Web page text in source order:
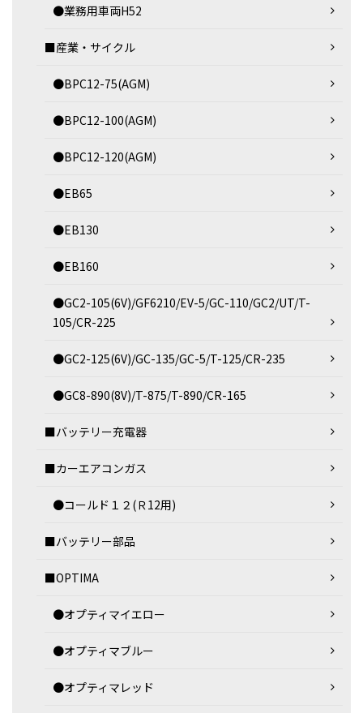
●業務用車両H52
■産業・サイクル
●BPC12-75(AGM)
●BPC12-100(AGM)
●BPC12-120(AGM)
●EB65
●EB130
●EB160
●GC2-105(6V)/GF6210/EV-5/GC-110/GC2/UT/T-
105/CR-225
●GC2-125(6V)/GC-135/GC-5/T-125/CR-235
●GC8-890(8V)/T-875/T-890/CR-165
■バッテリー充電器
■カーエアコンガス
●コールド１２(Ｒ12用)
■バッテリー部品
■OPTIMA
●オプティマイエロー
●オプティマブルー
●オプティマレッド